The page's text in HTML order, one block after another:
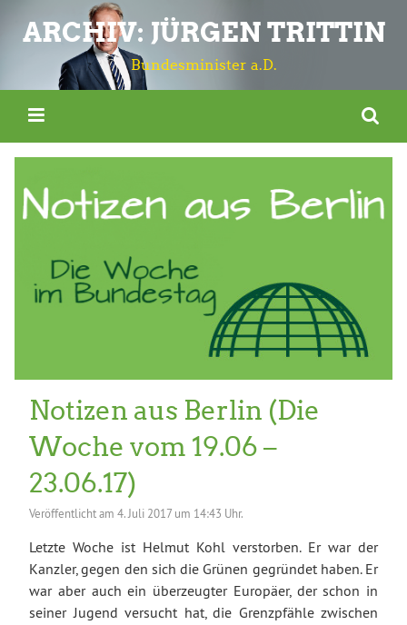
ARCHIV: JÜRGEN TRITTIN
Bundesminister a.D.
Notizen aus Berlin (Die
Woche vom 19.06 –
23.06.17)
Veröffentlicht am 4. Juli 2017 um 14:43 Uhr.
Letzte Woche ist Helmut Kohl verstorben. Er war der
Kanzler, gegen den sich die Grünen gegründet haben. Er
war aber auch ein überzeugter Europäer, der schon in
seiner Jugend versucht hat, die Grenzpfähle zwischen